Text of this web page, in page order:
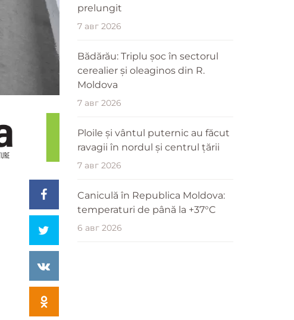
prelungit
7 авг 2026
Bădărău: Triplu șoc în sectorul
cerealier și oleaginos din R.
Moldova
7 авг 2026
Ploile și vântul puternic au făcut
ravagii în nordul și centrul țării
7 авг 2026
Caniculă în Republica Moldova:
temperaturi de până la +37°C
6 авг 2026